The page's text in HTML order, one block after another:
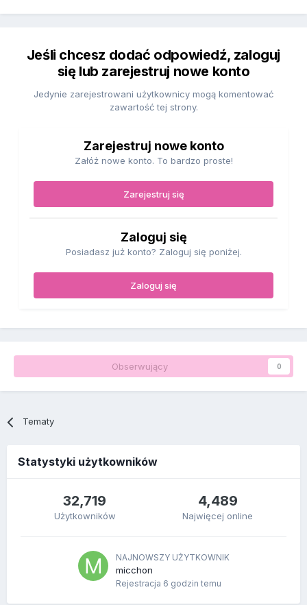
Jeśli chcesz dodać odpowiedź, zaloguj
się lub zarejestruj nowe konto
Jedynie zarejestrowani użytkownicy mogą komentować
zawartość tej strony.
Zarejestruj nowe konto
Załóż nowe konto. To bardzo proste!
Zarejestruj się
Zaloguj się
Posiadasz już konto? Zaloguj się poniżej.
Zaloguj się
Obserwujący 0
Tematy
Statystyki użytkowników
32,719
Użytkowników
4,489
Najwięcej online
NAJNOWSZY UŻYTKOWNIK
micchon
Rejestracja 6 godzin temu